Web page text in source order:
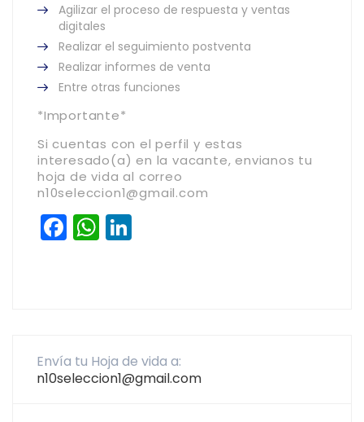
Agilizar el proceso de respuesta y ventas
digitales
Realizar el seguimiento postventa
Realizar informes de venta
Entre otras funciones
*Importante*
Si cuentas con el perfil y estas
interesado(a) en la vacante, envianos tu
hoja de vida al correo
n10seleccion1@gmail.com
Facebook
WhatsApp
Envía tu Hoja de vida a:
n10seleccion1@gmail.com